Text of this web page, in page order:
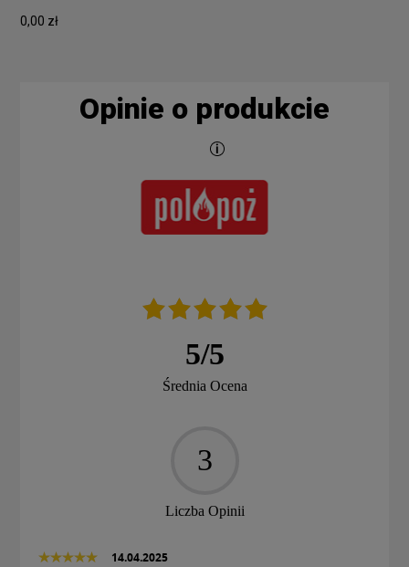
0,00 zł
Opinie o produkcie
5/5
Średnia Ocena
3
Liczba Opinii
14.04.2025